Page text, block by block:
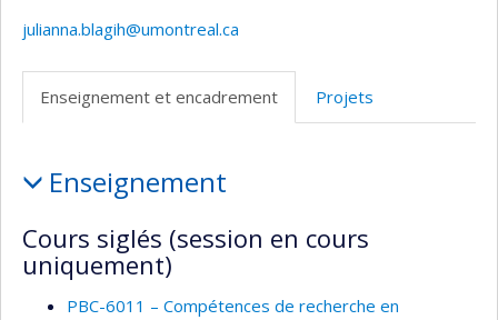
julianna.blagih@umontreal.ca
Enseignement et encadrement Projets
et
encadrement
Enseignement
Cours siglés (session en cours
uniquement)
PBC-6011 – Compétences de recherche en